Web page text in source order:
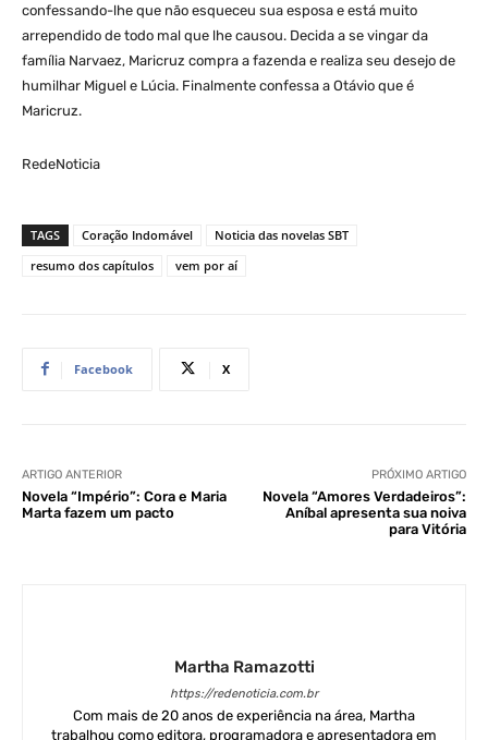
confessando-lhe que não esqueceu sua esposa e está muito
arrependido de todo mal que lhe causou. Decida a se vingar da
família Narvaez, Maricruz compra a fazenda e realiza seu desejo de
humilhar Miguel e Lúcia. Finalmente confessa a Otávio que é
Maricruz.
RedeNoticia
TAGS Coração Indomável
Noticia das novelas SBT
resumo dos capítulos
vem por aí
Facebook X
ARTIGO ANTERIOR
Novela “Império”: Cora e Maria
Marta fazem um pacto
PRÓXIMO ARTIGO
Novela “Amores Verdadeiros”:
Aníbal apresenta sua noiva
para Vitória
Martha Ramazotti
https://redenoticia.com.br
Com mais de 20 anos de experiência na área, Martha
trabalhou como editora, programadora e apresentadora em